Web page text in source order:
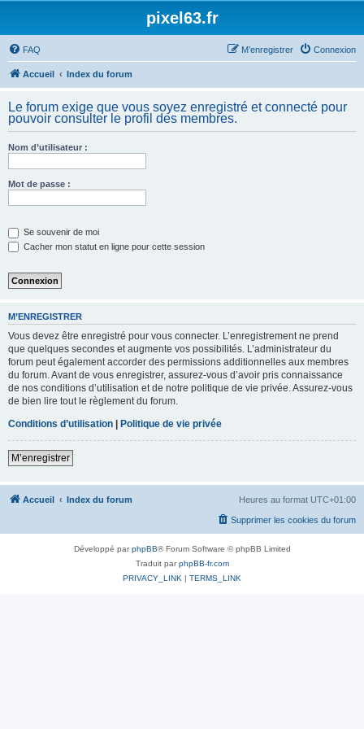
pixel63.fr
FAQ Connexion
M’enregistrer
Accueil Index du forum
Le forum exige que vous soyez enregistré et connecté pour
pouvoir consulter le profil des membres.
Nom d’utilisateur :
Mot de passe :
Se souvenir de moi
Cacher mon statut en ligne pour cette session
M’ENREGISTRER
Vous devez être enregistré pour vous connecter. L’enregistrement ne prend
que quelques secondes et augmente vos possibilités. L’administrateur du
forum peut également accorder des permissions additionnelles aux membres
du forum. Avant de vous enregistrer, assurez-vous d’avoir pris connaissance
de nos conditions d’utilisation et de notre politique de vie privée. Assurez-vous
de bien lire tout le règlement du forum.
Conditions d’utilisation | Politique de vie privée
M’enregistrer
Accueil Index du forum Heures au format UTC+01:00
Supprimer les cookies du forum
Développé parphpBB® Forum Software © phpBB Limited
Traduit parphpBB-fr.com
PRIVACY_LINK | TERMS_LINK